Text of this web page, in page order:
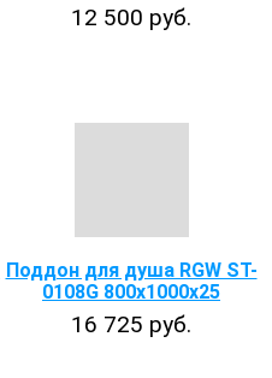
12 500 руб.
Поддон для душа RGW ST-
0108G 800х1000х25
16 725 руб.